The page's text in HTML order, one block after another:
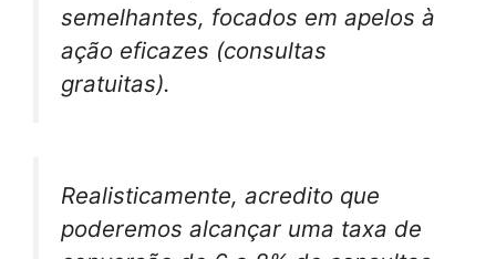
semelhantes, focados em apelos à
ação eficazes (consultas
gratuitas).
Realisticamente, acredito que
poderemos alcançar uma taxa de